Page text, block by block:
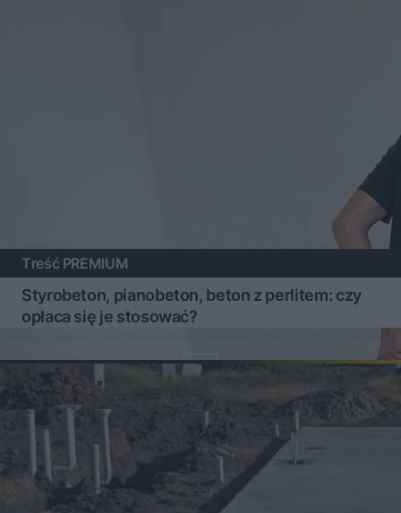
Treść PREMIUM
Styrobeton, pianobeton, beton z perlitem: czy
opłaca się je stosować?